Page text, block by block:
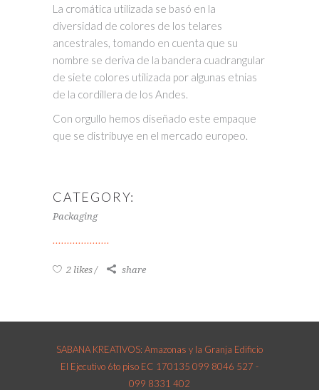
La cromática utilizada se basó en la
diversidad de colores de los telares
ancestrales, tomando en cuenta que su
nombre se deriva de la bandera cuadrangular
de siete colores utilizada por algunas etnias
de la cordillera de los Andes.
Con orgullo hemos diseñado este empaque
que se distribuye en el mercado europeo.
CATEGORY:
Packaging
2 likes share
SABANA KREATIVOS: Amazonas y la Granja Edificio
El Ejecutivo 6to piso EC 170135 099 8046 527 -
099 8331 402